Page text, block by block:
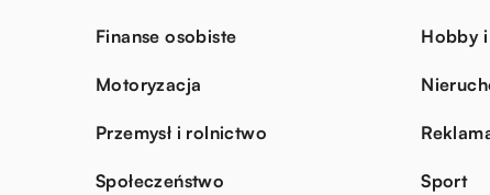
Finanse osobiste Hobby
Motoryzacja
Przemysł i rolnictwo
Społeczeństwo Sport